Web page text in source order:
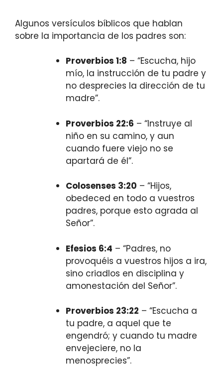
Algunos versículos bíblicos que hablan
sobre la importancia de los padres son:
Proverbios 1:8 – “Escucha, hijo
mío, la instrucción de tu padre y
no desprecies la dirección de tu
madre”.
Proverbios 22:6 – “Instruye al
niño en su camino, y aun
cuando fuere viejo no se
apartará de él”.
Colosenses 3:20 – “Hijos,
obedeced en todo a vuestros
padres, porque esto agrada al
Señor”.
Efesios 6:4 – “Padres, no
provoquéis a vuestros hijos a ira,
sino criadlos en disciplina y
amonestación del Señor”.
Proverbios 23:22 – “Escucha a
tu padre, a aquel que te
engendró; y cuando tu madre
envejeciere, no la
menosprecies”.